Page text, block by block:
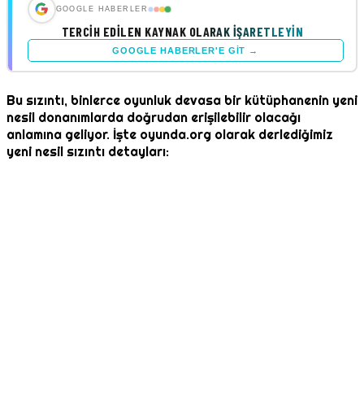
GOOGLE HABERLER
TERCIH EDILEN KAYNAK OLARAK İŞARETLEYIN
GOOGLE HABERLER'E GIT →
Bu sızıntı, binlerce oyunluk devasa bir kütüphanenin yeni
nesil donanımlarda doğrudan erişilebilir olacağı
anlamına geliyor. İşte oyunda.org olarak derlediğimiz
yeni nesil sızıntı detayları: